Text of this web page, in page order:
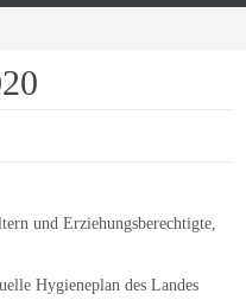
und Erziehungsberechtigte,
Hygieneplan des Landes